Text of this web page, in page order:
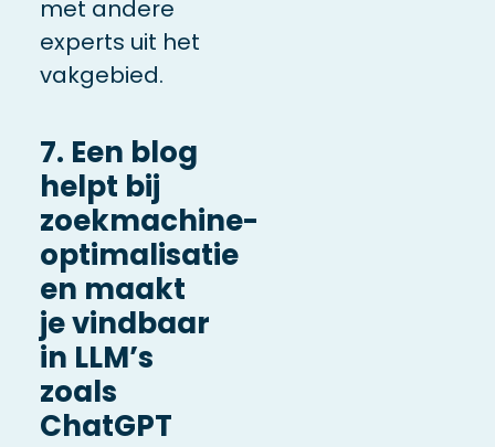
met andere
experts uit het
vakgebied.
7. Een blog
helpt bij
zoekmachine-
optimalisatie
en maakt
je vindbaar
in LLM’s
zoals
ChatGPT